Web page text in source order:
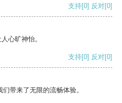
支持[0] 反对[0]
心旷神怡。
支持[0] 反对[0]
带来了无限的流畅体验。